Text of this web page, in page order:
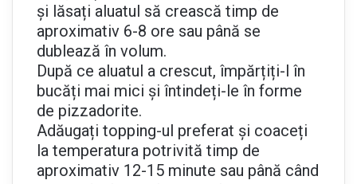
și lăsați aluatul să crească timp de
aproximativ 6-8 ore sau până se
dublează în volum.
După ce aluatul a crescut, împărțiți-l în
bucăți mai mici și întindeți-le în forme
de pizzadorite.
Adăugați topping-ul preferat și coaceți
la temperatura potrivită timp de
aproximativ 12-15 minute sau până când